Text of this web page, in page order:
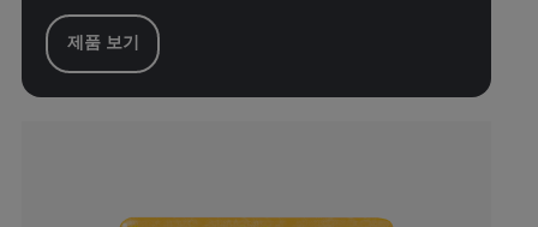
제품 보기